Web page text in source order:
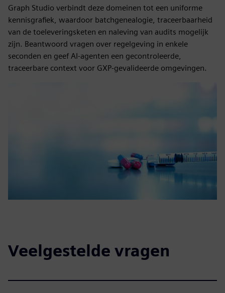
Graph Studio verbindt deze domeinen tot een uniforme
kennisgrafiek, waardoor batchgenealogie, traceerbaarheid
van de toeleveringsketen en naleving van audits mogelijk
zijn. Beantwoord vragen over regelgeving in enkele
seconden en geef AI-agenten een gecontroleerde,
traceerbare context voor GXP-gevalideerde omgevingen.
Veelgestelde vragen